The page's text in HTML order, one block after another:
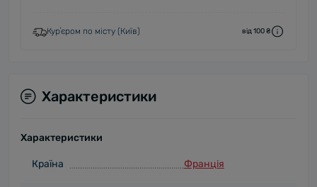
Курʼєром по місту (Київ) від 100 ₴
Характеристики
Характеристики
Країна Франція